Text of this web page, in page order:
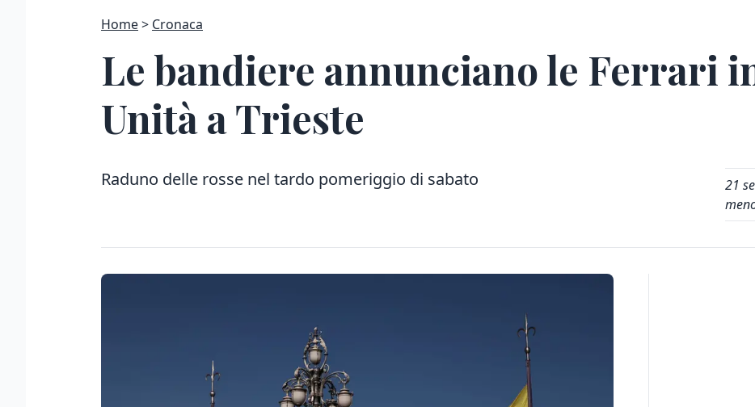
Home Cronaca
Le bandiere annunciano le Ferrari
Unità a Trieste
Raduno delle rosse nel tardo pomeriggio di sabato
21